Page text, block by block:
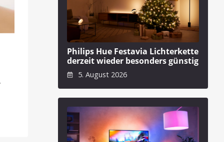
Philips Hue Festavia Lichterkette
derzeit wieder besonders günstig
5. August 2026